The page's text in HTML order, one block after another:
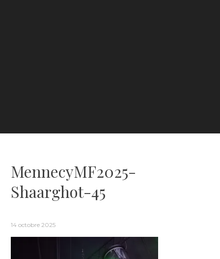
MennecyMF2025-
Shaarghot-45
14 octobre 2025